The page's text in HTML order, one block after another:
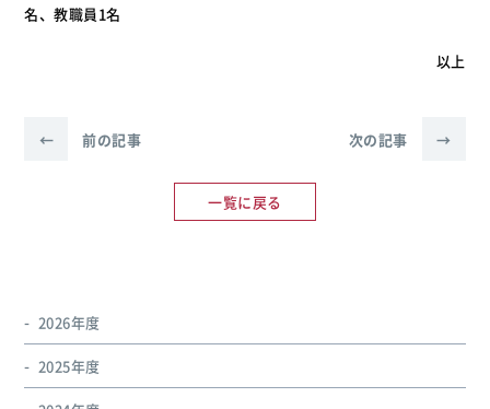
名、教職員1名
以上
← 前の記事
一覧に戻る
次の記事 →
2026年度
2025年度